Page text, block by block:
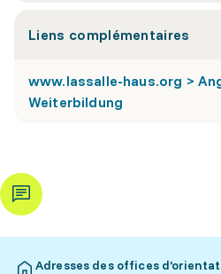
Liens complémentaires
www.lassalle-haus.org >
Weiterbildung
Adresses des offices